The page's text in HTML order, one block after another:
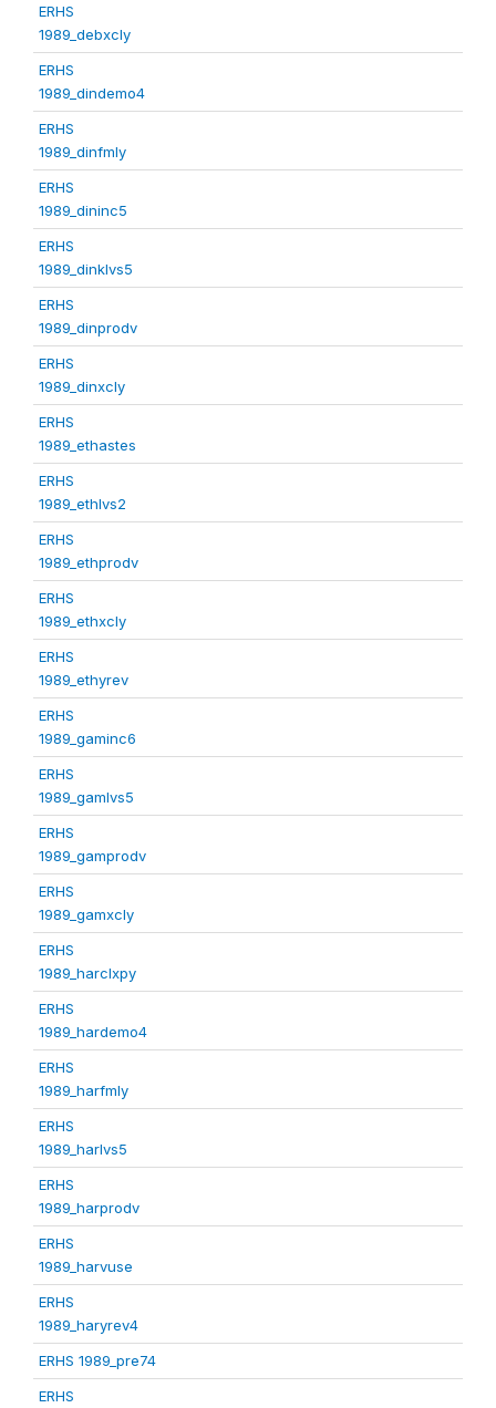
ERHS
1989_debxcly
ERHS
1989_dindemo4
ERHS
1989_dinfmly
ERHS
1989_dininc5
ERHS
1989_dinklvs5
ERHS
1989_dinprodv
ERHS
1989_dinxcly
ERHS
1989_ethastes
ERHS
1989_ethlvs2
ERHS
1989_ethprodv
ERHS
1989_ethxcly
ERHS
1989_ethyrev
ERHS
1989_gaminc6
ERHS
1989_gamlvs5
ERHS
1989_gamprodv
ERHS
1989_gamxcly
ERHS
1989_harclxpy
ERHS
1989_hardemo4
ERHS
1989_harfmly
ERHS
1989_harlvs5
ERHS
1989_harprodv
ERHS
1989_harvuse
ERHS
1989_haryrev4
ERHS 1989_pre74
ERHS